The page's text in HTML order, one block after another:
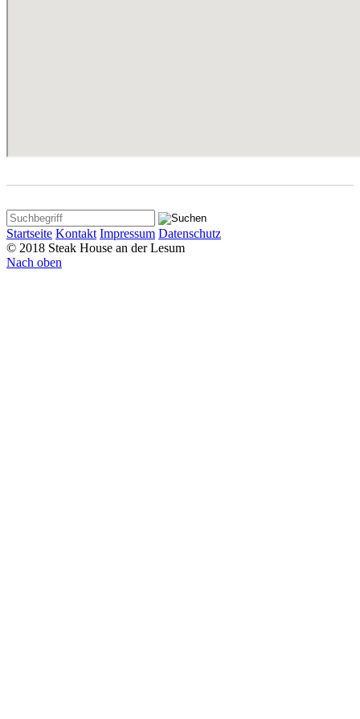
Startseite Kontakt Impressum Datenschutz
© 2018 Steak House an der Lesum
Nach oben